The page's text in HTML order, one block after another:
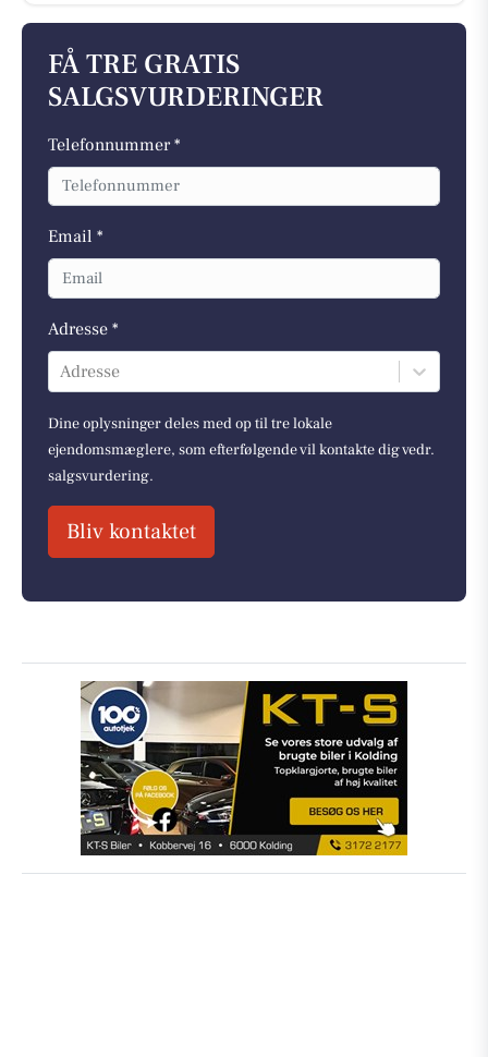
FÅ TRE GRATIS
SALGSVURDERINGER
Telefonnummer *
Email *
Adresse *
Adresse
Dine oplysninger deles med op til tre lokale
ejendomsmæglere, som efterfølgende vil kontakte dig vedr.
salgsvurdering.
Bliv kontaktet